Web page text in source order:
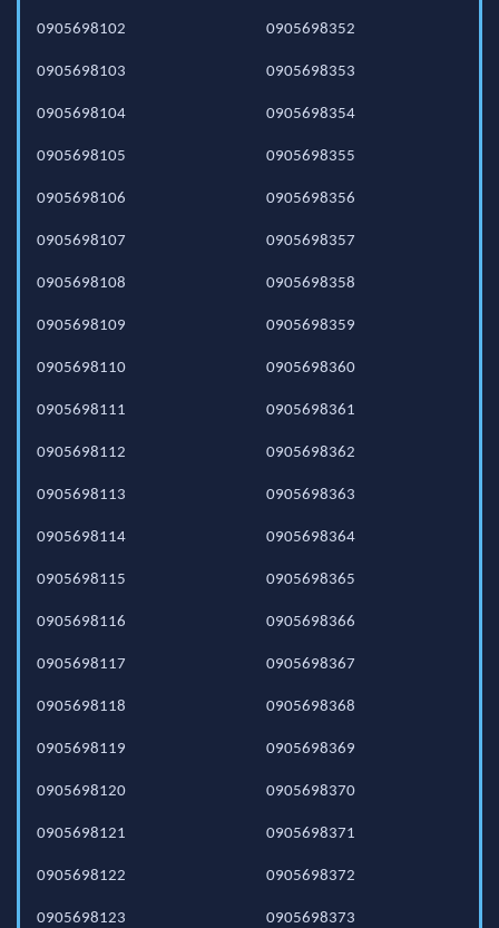
0905698102
0905698103
0905698104
0905698105
0905698106
0905698107
0905698108
0905698109
0905698110
0905698111
0905698112
0905698113
0905698114
0905698115
0905698116
0905698117
0905698118
0905698119
0905698120
0905698121
0905698122
0905698123
0905698352
0905698353
0905698354
0905698355
0905698356
0905698357
0905698358
0905698359
0905698360
0905698361
0905698362
0905698363
0905698364
0905698365
0905698366
0905698367
0905698368
0905698369
0905698370
0905698371
0905698372
0905698373